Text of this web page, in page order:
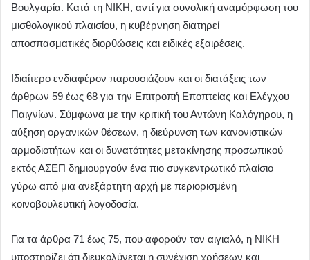
Βουλγαρία. Κατά τη ΝΙΚΗ, αντί για συνολική αναμόρφωση του
μισθολογικού πλαισίου, η κυβέρνηση διατηρεί
αποσπασματικές διορθώσεις και ειδικές εξαιρέσεις.
Ιδιαίτερο ενδιαφέρον παρουσιάζουν και οι διατάξεις των
άρθρων 59 έως 68 για την Επιτροπή Εποπτείας και Ελέγχου
Παιγνίων. Σύμφωνα με την κριτική του Αντώνη Καλόγηρου, η
αύξηση οργανικών θέσεων, η διεύρυνση των κανονιστικών
αρμοδιοτήτων και οι δυνατότητες μετακίνησης προσωπικού
εκτός ΑΣΕΠ δημιουργούν ένα πιο συγκεντρωτικό πλαίσιο
γύρω από μια ανεξάρτητη αρχή με περιορισμένη
κοινοβουλευτική λογοδοσία.
Για τα άρθρα 71 έως 75, που αφορούν τον αιγιαλό, η ΝΙΚΗ
υποστηρίζει ότι διευκολύνεται η συνέχιση χρήσεων και